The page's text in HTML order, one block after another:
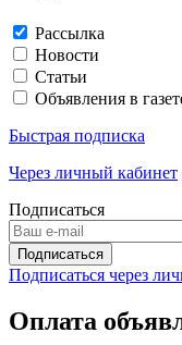
Рассылка
Новости
Статьи
Объявления в
Быстрая подписка
Через личный кабинет
Подписаться
Подписаться через
Оплата